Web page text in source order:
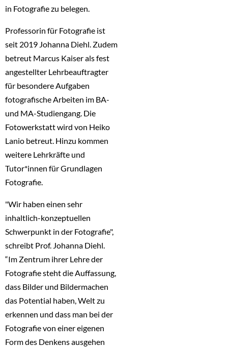
in Fotografie zu belegen.
Professorin für Fotografie ist
seit 2019 Johanna Diehl. Zudem
betreut Marcus Kaiser als fest
angestellter Lehrbeauftragter
für besondere Aufgaben
fotografische Arbeiten im BA-
und MA-Studiengang. Die
Fotowerkstatt wird von Heiko
Lanio betreut. Hinzu kommen
weitere Lehrkräfte und
Tutor*innen für Grundlagen
Fotografie.
"Wir haben einen sehr
inhaltlich-konzeptuellen
Schwerpunkt in der Fotografie",
schreibt Prof. Johanna Diehl.
“Im Zentrum ihrer Lehre der
Fotografie steht die Auffassung,
dass Bilder und Bildermachen
das Potential haben, Welt zu
erkennen und dass man bei der
Fotografie von einer eigenen
Form des Denkens ausgehen